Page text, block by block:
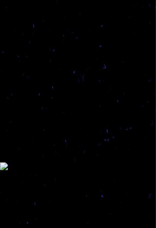
נופי הדמדומים
מופע
בערבוב
בין
לדימוי
סחסח - בכורה
יאללה
ואמנויות